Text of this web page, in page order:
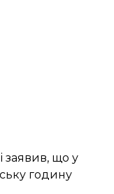
заявив, що у
годину